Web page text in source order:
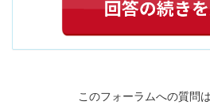
このフォーラムへの質問